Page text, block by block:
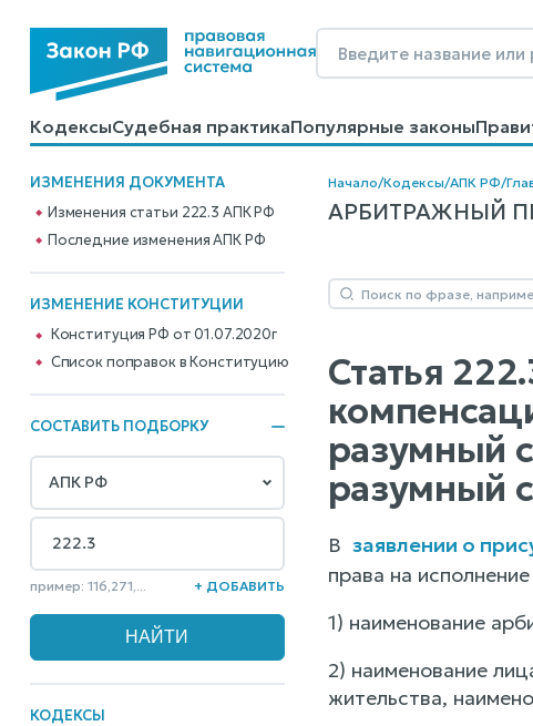
КодексыСудебная практикаПопулярные законы
КалькуляторыСправочные материалыОбразцы
ИЗМЕНЕНИЯ ДОКУМЕНТА
Изменения статьи 222.3 АПК РФ
Последние изменения АПК РФ
ИЗМЕНЕНИЕ КОНСТИТУЦИИ
Конституция РФ от 01.07.2020г
Cписок поправок в Конституцию
СОСТАВИТЬ ПОДБОРКУ
пример: 116,271,... + ДОБАВИТЬ
КОДЕКСЫ
Начало/Кодексы/АПК РФ/
АРБИТРАЖНЫЙ
Статья
разумный
разумный
В заявлении о
права на
1) наименование
2) наименование
жительства,